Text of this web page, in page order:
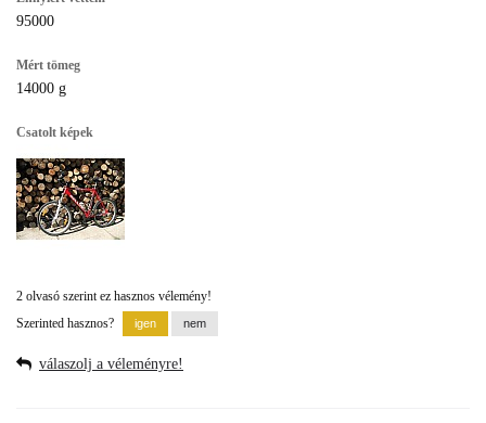
95000
Mért tömeg
14000 g
Csatolt képek
2 olvasó szerint ez hasznos vélemény!
Szerinted hasznos?
válaszolj a véleményre!